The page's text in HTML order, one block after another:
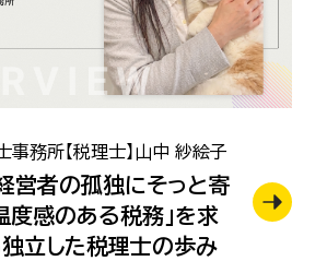
事務所【税理士】山中 紗絵子
営者の孤独にそっと寄
感のある税務」を求
立した税理士の歩み